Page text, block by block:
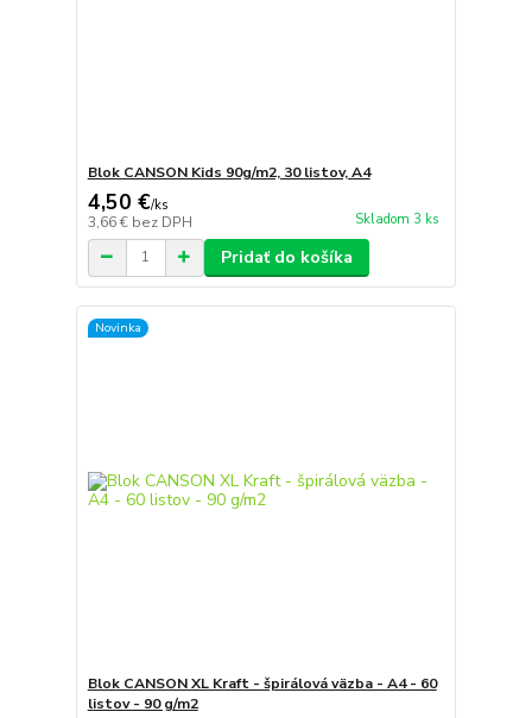
Blok CANSON Kids 90g/m2, 30 listov, A4
4,50 €/ks
3,66 € bez DPH Skladom 3 ks
Pridať do košíka
Novinka
Blok CANSON XL Kraft - špirálová väzba - A4 - 60
listov - 90 g/m2